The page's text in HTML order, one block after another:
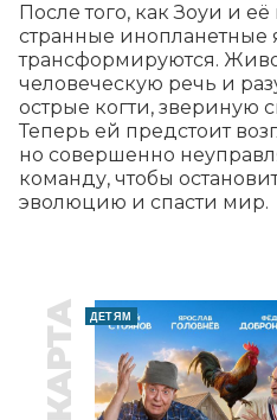
После того, как Зоуи и
странные инопланетные
трансформируются.
человеческую речь и
острые когти, звериную
Теперь ей предстоит
но совершенно
команду, чтобы
эволюцию и спасти мир.
ДЕТЯМ